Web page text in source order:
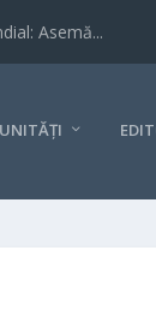
Asemă...